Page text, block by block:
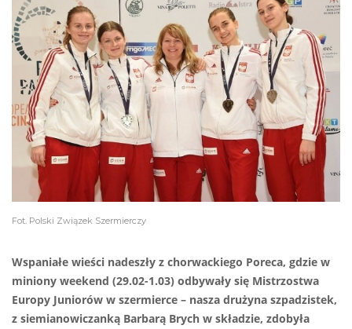
Fot. Polski Związek Szermierczy
Wspaniałe wieści nadeszły z chorwackiego Poreca, gdzie w
miniony weekend (29.02-1.03) odbywały się Mistrzostwa
Europy Juniorów w szermierce – nasza drużyna szpadzistek,
z siemianowiczanką Barbarą Brych w składzie, zdobyła